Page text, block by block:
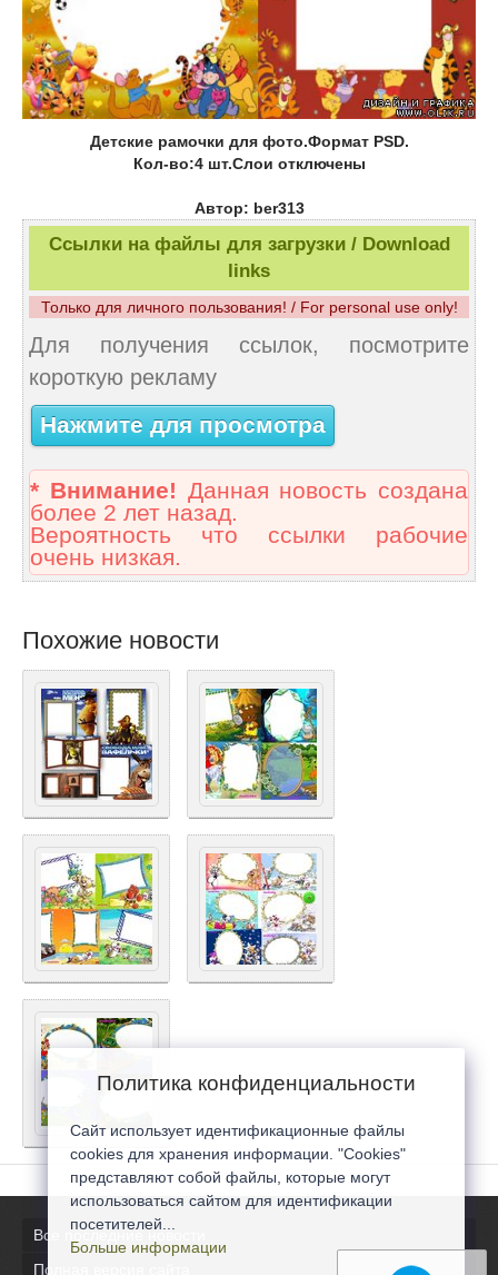
Детские рамочки для фото.Формат PSD.
Кол-во:4 шт.Слои отключены
Автор: ber313
Ссылки на файлы для загрузки / Download
links
Только для личного пользования! / For personal use only!
Для получения ссылок, посмотрите
короткую рекламу
Нажмите для просмотра
* Внимание! Данная новость создана
более 2 лет назад.
Вероятность что ссылки рабочие
очень низкая.
Похожие новости
Все последние новости
Полная версия сайта
Политика конфиденциальности
Сайт использует идентификационные файлы
cookies для хранения информации. "Cookies"
представляют собой файлы, которые могут
использоваться сайтом для идентификации
посетителей...
Больше информации